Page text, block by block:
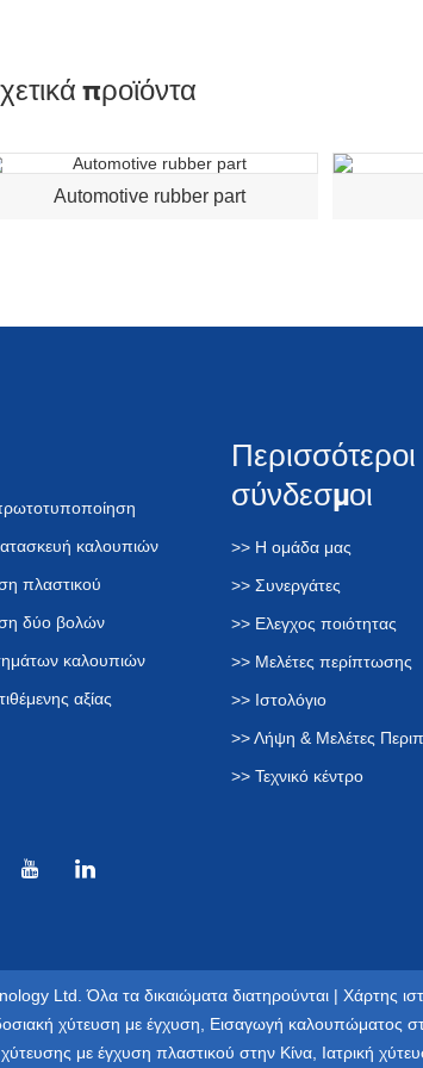
προϊόντα
Automotive rubber part
καλουπιών
πλαστικού
δύο βολών
καλουπιών
αξίας
Περισσότεροι
σύνδεσμοι
>> Η ομάδα μας
>> Συνεργάτες
>> Ελεγχος ποιότητας
>> Μελέτες περίπτωσης
>> Ιστολόγιο
>> Λήψη & Μελέτες
>> Τεχνικό κέντρο
Ltd. Όλα τα δικαιώματα διατηρούνται | Χάρτης
χύτευση με έγχυση Εισαγωγή καλουπώματος
με έγχυση πλαστικού στην Κίνα Ιατρική